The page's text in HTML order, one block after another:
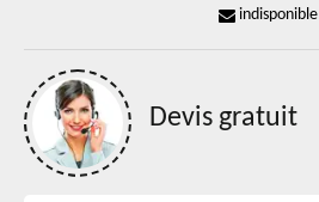
indisponible
Devis gratuit